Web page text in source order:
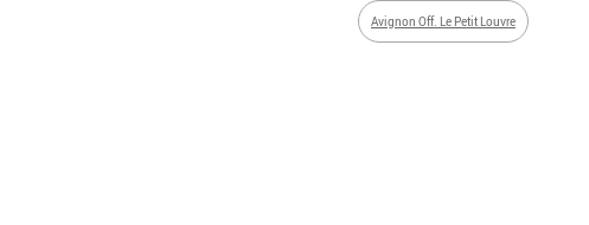
Avignon Off. Le Petit Louvre